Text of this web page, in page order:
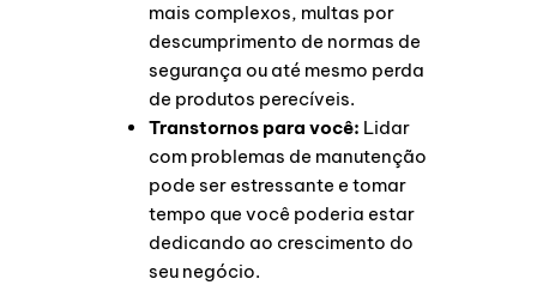
mais complexos, multas por
descumprimento de normas de
segurança ou até mesmo perda
de produtos perecíveis.
Transtornos para você: Lidar
com problemas de manutenção
pode ser estressante e tomar
tempo que você poderia estar
dedicando ao crescimento do
seu negócio.